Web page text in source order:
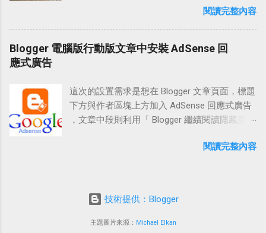
hant.zip 」 設置流程 LINE 按鈕使用圖片
LINE 分享按鈕 開始設定 Step 1 LINE 按鈕使用
期的後面，輸入你申請 Google Cloud Platform
時「@gmail.com」前的名稱。如果申請的
gmail 為 ilovetechcoke@gmail.com
就在日期後
面輸入「ilovetechcoke」。 下圖的例子為
20170120techcoke」。(* 這裡的日期，會和你
操作時的日期不相同，以你當前建立密鑰對的
時間為準。) 變更完 Key comment 之後，將
PuTTYgen 上方 OpenSSH authorized_keys 裡
面的公鑰資料先做複製，最後再按下「Save
利的快速切換定義過的長寬比例。此外，設置
方便的回到熟悉的配置手感。 擴充資訊 擴充名
率的寬度 / 高度 附註特點：定義窗口的位置，
預設圖標（手機，平板電腦，筆記本電腦，桌
上型電腦），支援自訂義尺寸、快捷鍵，備有
訪過的網站上的所有資料 功能設置 Presets 預
設 安裝「 Window Resizer 」擴充後，點取
Chrome 工具列的【Window Resizer 圖示】，
在跳出的選單中，點擊【Edit presets】或按下
端硬碟資料放置在 SD Card 上，除了可以減少
SSD 硬碟 ( 保固普遍為 3 ~ 5 年 ) 的頻繁寫入，
也可增加裝置在移動上的便利性。 若你的 SD
卡槽在筆電或平板上完全沒有使用，不妨參考
把它當作第二顆硬碟來使用，增加 SSD 硬碟的
使用壽命。若裝置的記憶體夠大，也可將系統
Temp 及瀏覽器快取放置在 RamDisk 相互搭配
來使用。 這次實作，使用的 MicroSD 卡 ( 讀/寫
45/15 MB/s ) 32G 價格約 500元左右 ( 約 128G
份沒有很快，但在平常使用時還不至讓自己覺
級距的最高順序讀寫速度已達 95/90 MB/s ，約
閱讀完整內容
Blogger 電腦版行動版文章中安裝 AdSense 回
應式廣告
這次的設置需求是想在 Blogger 文章頁面，標題
下方與作者區塊上方加入 AdSense 回應式廣告
，文章中段則利用「 Blogger 繼續閱讀隱藏廣告
首頁點擊標題或繼續閱讀超連結時，可以在內
自己的「行動版」網頁時，有可能導致廣告超
出文章區塊，所以也利用 Google AdSense 提供
的「 回應式廣告單元設定 」，來實現廣告在移
閱讀完整內容
技術提供：Blogger
主題圖片來源： Michael Elkan